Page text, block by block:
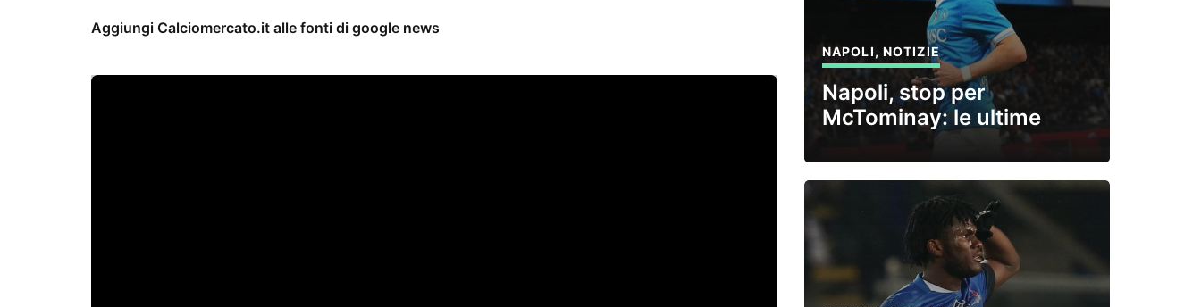
Aggiungi Calciomercato.it alle fonti di google news
NAPOLI, NOTIZIE
Napoli, stop per
McTominay: le ultime